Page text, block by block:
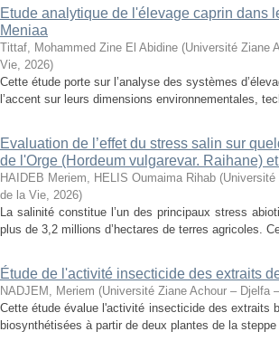
Etude analytique de l'élevage caprin dans
Meniaa
Tittaf, Mohammed Zine El Abidine (Université Ziane
Vie, 2026)
Cette étude porte sur l’analyse des systèmes
l’accent sur leurs dimensions environnementales,
Evaluation de l’effet du stress salin sur
de l'Orge (Hordeum vulgarevar. Raihane)
HAIDEB Meriem, HELIS Oumaima Rihab (
de la Vie, 2026)
La salinité constitue l’un des principaux stress
plus de 3,2 millions d’hectares de terres agricoles.
Étude de l'activité insecticide des extraits
NADJEM, Meriem (Université Ziane Achour – Djelfa
Cette étude évalue l'activité insecticide des extraits
biosynthétisées à partir de deux plantes de la